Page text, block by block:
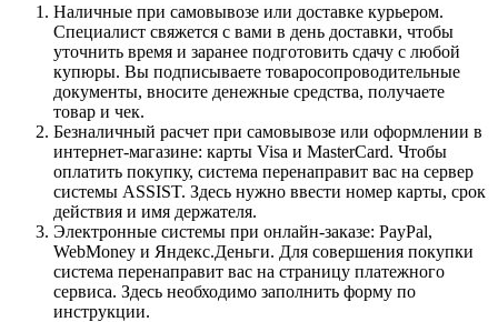
Наличные при самовывозе или доставке курьером.
Специалист свяжется с вами в день доставки, чтобы
уточнить время и заранее подготовить сдачу с любой
купюры. Вы подписываете товаросопроводительные
документы, вносите денежные средства, получаете
товар и чек.
Безналичный расчет при самовывозе или оформлении в
интернет-магазине: карты Visa и MasterCard. Чтобы
оплатить покупку, система перенаправит вас на сервер
системы ASSIST. Здесь нужно ввести номер карты, срок
действия и имя держателя.
Электронные системы при онлайн-заказе: PayPal,
WebMoney и Яндекс.Деньги. Для совершения покупки
система перенаправит вас на страницу платежного
сервиса. Здесь необходимо заполнить форму по
инструкции.